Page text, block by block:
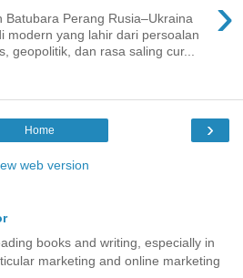
›
Batubara Perang Rusia–Ukraina
modern yang lahir dari persoalan
geopolitik, dan rasa saling cur...
›
Home
web version
books and writing, especially in
marketing and online marketing